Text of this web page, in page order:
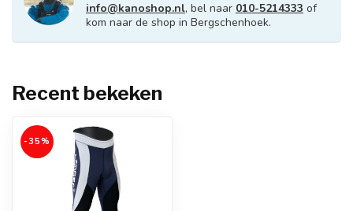
info@kanoshop.nl, bel naar 010-5214333 of
kom naar de shop in Bergschenhoek.
Recent bekeken
-35%